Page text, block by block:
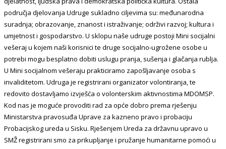
područja djelovanja Udruge sukladno ciljevima su: međunarodna
suradnja; obrazovanje, znanost i istraživanje; održivi razvoj; kultura i
umjetnost i gospodarstvo. U sklopu naše udruge postoji Mini socijalni
vešeraj u kojem naši korisnici te druge socijalno-ugrožene osobe u
potrebi mogu besplatno dobiti uslugu pranja, sušenja i glačanja rublja.
U Mini socijalnom vešeraju prakticiramo zapošljavanje osoba s
invaliditetom. Udruga je registrirani organizator volontiranja, te
redovito dostavljamo izvješća o volonterskim aktivnostima MDOMSP.
Kod nas je moguće provoditi rad za opće dobro prema rješenju
Ministarstva pravosuđa Uprave za kazneno pravo i probaciju
Probacijskog ureda u Sisku. Rješenjem Ureda za državnu upravo u
SMŽ registrirani smo za prikupljanje i pružanje humanitarne pomoći u